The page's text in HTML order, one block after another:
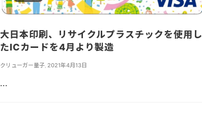
大日本印刷、リサイクルプラスチックを使用し
たICカードを4月より製造
クリューガー量子 2021年4月13日
...